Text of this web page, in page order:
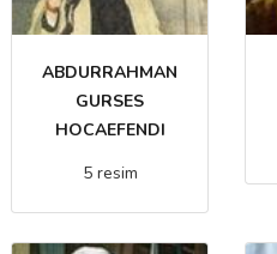
ABDURRAHMAN
GURSES
HOCAEFENDI
5 resim